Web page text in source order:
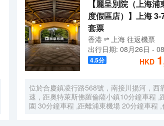
【麗呈別院（上海浦
度假區店）】上海
套票
香港 上海 往返機票
出行日期: 08月26日 -
4.5分 HKD
位於合慶鎮凌行路568號，南接川揚河，西
速，距奧特萊斯佛羅倫薩小鎮10分鐘車程 ,
園 30分鐘車程 ,距離浦東機場 20分鐘車程 ,